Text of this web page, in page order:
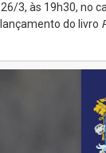
3, às 19h30, no
do livro